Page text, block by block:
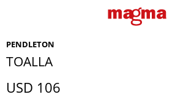
PENDLETON
TOALLA
USD 106